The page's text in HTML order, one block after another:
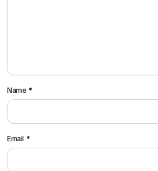
Name*
Email *